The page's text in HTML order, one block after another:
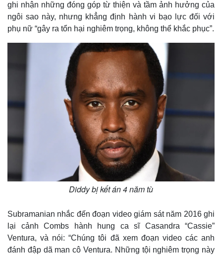
ghi nhận những đóng góp từ thiện và tầm ảnh hưởng của
ngôi sao này, nhưng khẳng định hành vi bạo lực đối với
phụ nữ “gây ra tổn hại nghiêm trọng, không thể khắc phục”.
Diddy bị kết án 4 năm tù
Subramanian nhắc đến đoạn video giám sát năm 2016 ghi
lại cảnh Combs hành hung ca sĩ Casandra “Cassie”
Ventura, và nói: “Chúng tôi đã xem đoạn video các anh
đánh đập dã man cô Ventura. Những tội nghiêm trọng này